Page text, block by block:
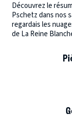
Découvrez le
Pschetz dans nos
regardais les
de La Reine